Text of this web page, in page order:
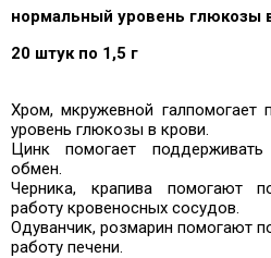
нормальный уровень глюкозы
20 штук по 1,5 г
Хром, мкружевной галпомогает
уровень глюкозы в крови.
Цинк помогает
обмен.
Черника, крапива помогают
работу кровеносных сосудов.
Одуванчик, розмарин помогают
работу печени.